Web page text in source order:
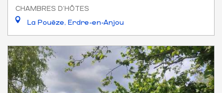
CHAMBRES D'HÔTES
La Pouëze, Erdre-en-Anjou